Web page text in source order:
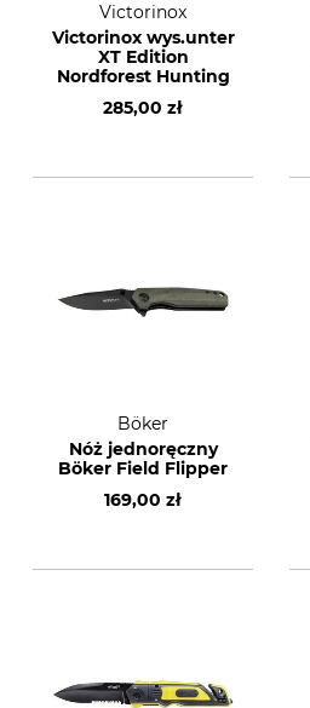
Victorinox
Victorinox wys.unter
XT Edition
Nordforest Hunting
285,00 zł
Böker
Nóż jednoręczny
Böker Field Flipper
169,00 zł